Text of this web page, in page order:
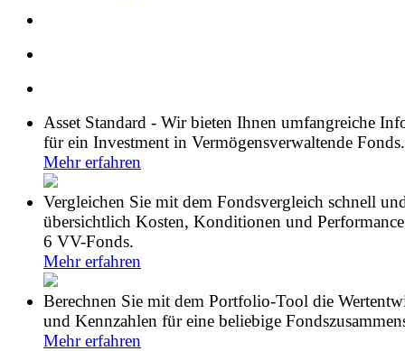
Asset Standard - Wir bieten Ihnen umfangreiche
für ein Investment in Vermögensverwaltende Fonds.
Mehr erfahren
Vergleichen Sie mit dem Fondsvergleich schnell
übersichtlich Kosten, Konditionen und
6 VV-Fonds.
Mehr erfahren
Berechnen Sie mit dem Portfolio-Tool die
und Kennzahlen für eine beliebige
Mehr erfahren